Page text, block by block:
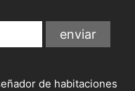
de habitaciones